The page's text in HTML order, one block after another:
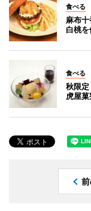
食べる
麻布
白桃
食べる
秋限
虎屋